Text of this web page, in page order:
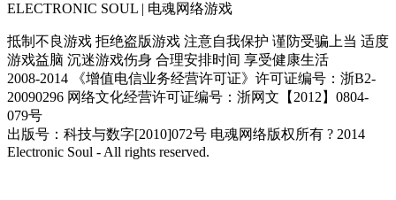
ELECTRONIC SOUL | 电魂网络游戏
抵制不良游戏 拒绝盗版游戏 注意自我保护 谨防受骗上当 适度
游戏益脑 沉迷游戏伤身 合理安排时间 享受健康生活
2008-2014 《增值电信业务经营许可证》许可证编号：浙B2-
20090296 网络文化经营许可证编号：浙网文【2012】0804-
079号
出版号：科技与数字[2010]072号 电魂网络版权所有 ? 2014
Electronic Soul - All rights reserved.